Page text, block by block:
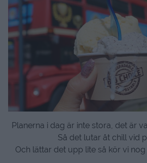
Planerna i dag är inte stora, det är
Så det lutar åt chill vid
Och lättar det upp lite så kör vi